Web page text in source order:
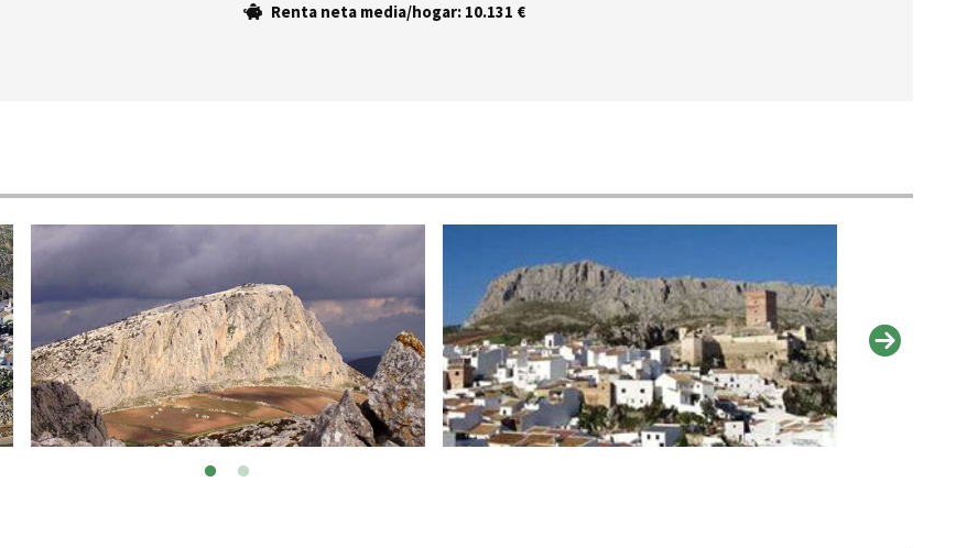
Renta neta media/hogar: 10.131 €